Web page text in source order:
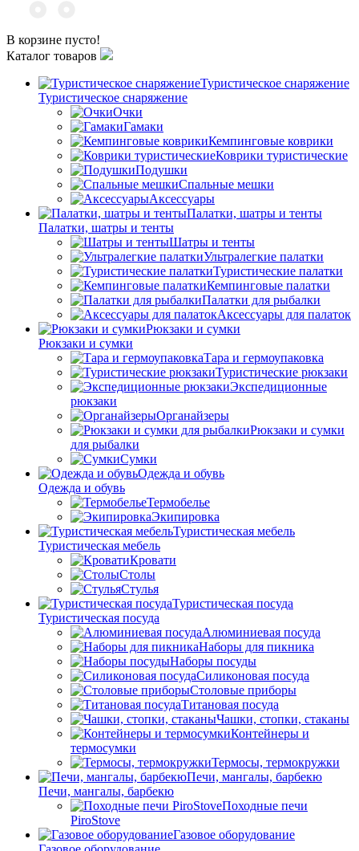
В корзине пусто!
Каталог товаров
Туристическое снаряжение
Туристическое снаряжение
Очки
Гамаки
Кемпинговые коврики
Коврики туристические
Подушки
Спальные мешки
Аксессуары
Палатки, шатры и тенты
Палатки, шатры и тенты
Шатры и тенты
Ультралегкие палатки
Туристические палатки
Кемпинговые палатки
Палатки для рыбалки
Аксессуары для палаток
Рюкзаки и сумки
Рюкзаки и сумки
Тара и гермоупаковка
Туристические рюкзаки
Экспедиционные
рюкзаки
Органайзеры
Рюкзаки и сумки
для рыбалки
Сумки
Одежда и обувь
Одежда и обувь
Термобелье
Экипировка
Туристическая мебель
Туристическая мебель
Кровати
Столы
Стулья
Туристическая посуда
Туристическая посуда
Алюминиевая посуда
Наборы для пикника
Наборы посуды
Силиконовая посуда
Столовые приборы
Титановая посуда
Чашки, стопки, стаканы
Контейнеры и
термосумки
Термосы, термокружки
Печи, мангалы, барбекю
Печи, мангалы, барбекю
Походные печи
PiroStove
Газовое оборудование